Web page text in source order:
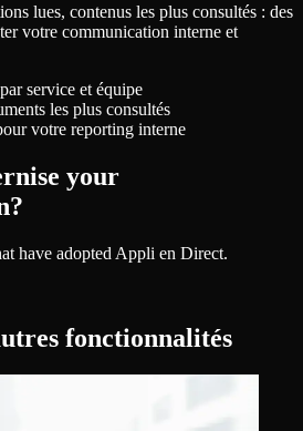
lues, contenus les plus consultés : des
votre communication interne et
service et équipe
les plus consultés
votre reporting interne
your
have adopted Appli en Direct.
fonctionnalités